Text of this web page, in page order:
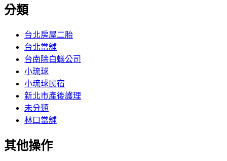
分類
台北房屋二胎
台北當舖
台南除白蟻公司
小琉球
小琉球民宿
新北市產後護理
未分類
林口當舖
其他操作